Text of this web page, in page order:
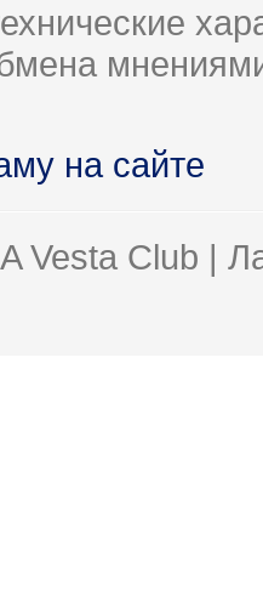
на сайте
Vesta Club |